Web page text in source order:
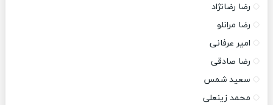
رضا رضانژاد
رضا مرانلو
امیر عرفانی
رضا صادقی
سعید شمس
محمد زینعلی